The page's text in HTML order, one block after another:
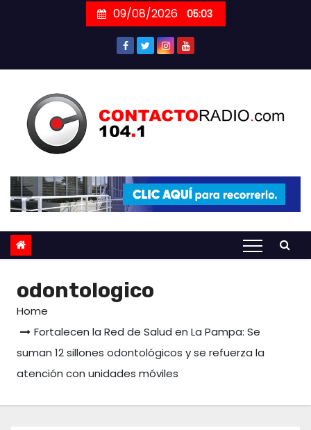
09/08/2026 05:03
odontologico
Home
Fortalecen la Red de Salud en La Pampa: Se
suman 12 sillones odontológicos y se refuerza la
atención con unidades móviles